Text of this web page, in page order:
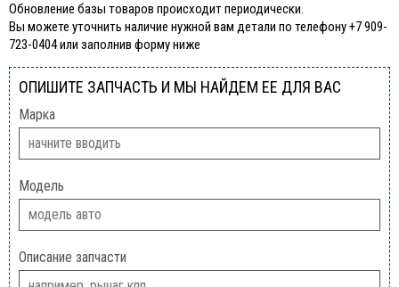
Обновление базы товаров происходит периодически.
Вы можете уточнить наличие нужной вам детали по телефону +7 909-
723-0404 или заполнив форму ниже
ОПИШИТЕ ЗАПЧАСТЬ И МЫ НАЙДЕМ ЕЕ ДЛЯ ВАС
Марка
Модель
Описание запчасти